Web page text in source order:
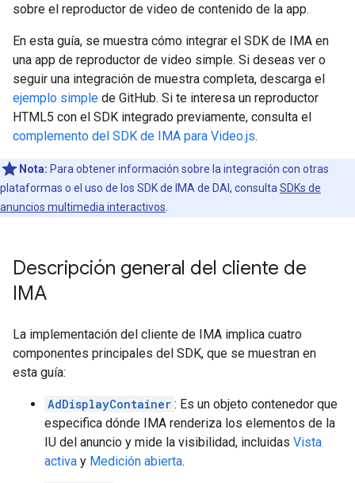
sobre el reproductor de video de contenido de la app.
En esta guía, se muestra cómo integrar el SDK de IMA en
una app de reproductor de video simple. Si deseas ver o
seguir una integración de muestra completa, descarga el
ejemplo simple de GitHub. Si te interesa un reproductor
HTML5 con el SDK integrado previamente, consulta el
complemento del SDK de IMA para Video.js.
Nota: Para obtener información sobre la integración con otras
plataformas o el uso de los SDK de IMA de DAI, consulta SDKs de
anuncios multimedia interactivos
Descripción general del cliente de
IMA
La implementación del cliente de IMA implica cuatro
componentes principales del SDK, que se muestran en
esta guía:
AdDisplayContainer : Es un objeto contenedor que
especifica dónde IMA renderiza los elementos de la
IU del anuncio y mide la visibilidad, incluidas Vista
activa y Medición abierta.